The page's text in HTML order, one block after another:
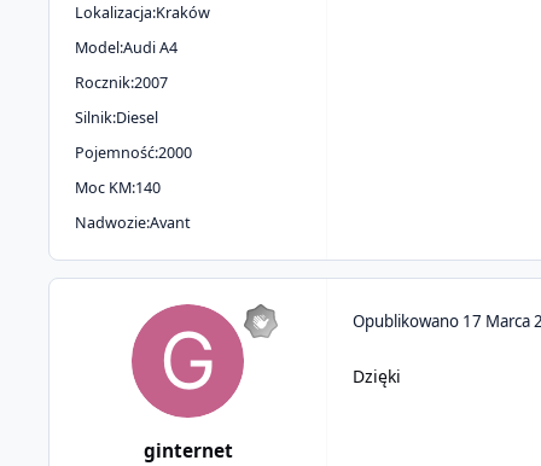
Lokalizacja:Kraków
Model:Audi A4
Rocznik:2007
Silnik:Diesel
Pojemność:2000
Moc KM:140
Nadwozie:Avant
ginternet
Opublikowano 17 Marca
Dzięki